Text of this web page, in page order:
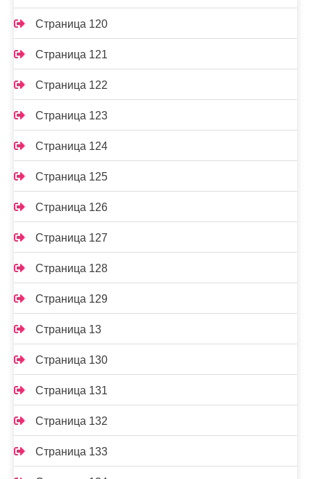
Страница 120
Страница 121
Страница 122
Страница 123
Страница 124
Страница 125
Страница 126
Страница 127
Страница 128
Страница 129
Страница 13
Страница 130
Страница 131
Страница 132
Страница 133